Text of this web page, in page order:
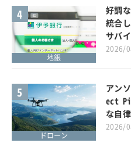
4
地銀
好調
統合
サバ
2026/
5
ドローン
アン
ect
な自
2026/